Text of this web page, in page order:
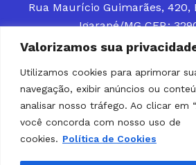
Valorizamos sua
Utilizamos cookies para aprimorar
navegação, exibir anúncios ou
analisar nosso tráfego. Ao clicar em
você concorda com nosso uso de
cookies. Política de Cookies
Rua Maurício Guimarães, 420,
Igarapé/MG CEP.:
CONTATOS (31) 3512-4400 ou
DESENVOLVER SOLUÇÕES,
PÚBLICOS QUE
POPULAÇÃO DA REGIÃO EM
PARCEIRO DOS MUNICÍPIOS
SOLUÇÃO DE DIFICULDADES
GESTORES MUNICIPAIS, É O
ICISMEP.
Home Institucional Municípios